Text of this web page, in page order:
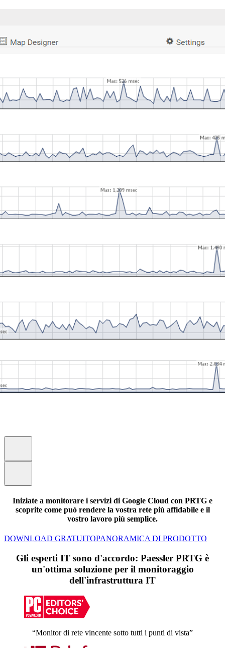
Iniziate a monitorare i servizi di Google Cloud con PRTG e
scoprite come può rendere la vostra rete più affidabile e il
vostro lavoro più semplice.
DOWNLOAD GRATUITOPANORAMICA DI PRODOTTO
Gli esperti IT sono d'accordo: Paessler PRTG è
un'ottima soluzione per il monitoraggio
dell'infrastruttura IT
“Monitor di rete vincente sotto tutti i punti di vista”